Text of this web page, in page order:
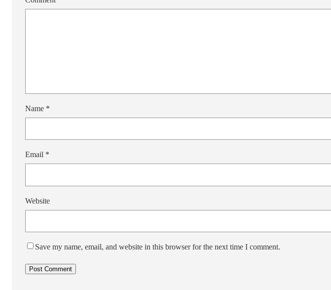
Name *
Email *
Website
Save my name, email, and website in this browser for the next time I comment.